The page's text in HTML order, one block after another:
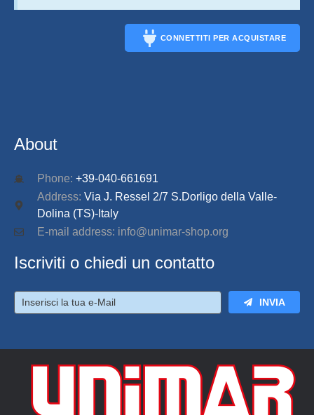
CONNETTITI PER ACQUISTARE
About
Phone: +39-040-661691
Address: Via J. Ressel 2/7 S.Dorligo della Valle-
Dolina (TS)-Italy
E-mail address: info@unimar-shop.org
Iscriviti o chiedi un contatto
INVIA